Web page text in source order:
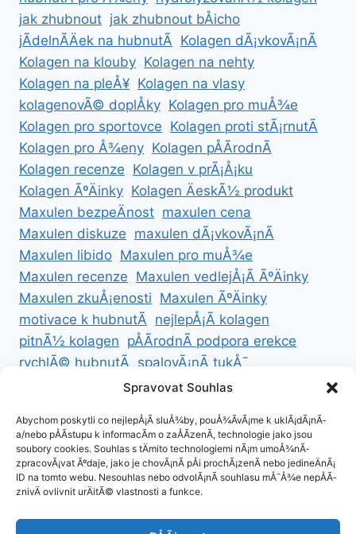
jak zhubnout jak zhubnout bÅicho
jÃ­delnÃ­Äek na hubnutÃ­ Kolagen dÃ¡vkovÃ¡nÃ­
Kolagen na klouby Kolagen na nehty
Kolagen na pleÅ¥ Kolagen na vlasy
kolagenovÃ© doplÅky Kolagen pro muÅ¾e
Kolagen pro sportovce Kolagen proti stÃ¡rnutÃ­
Kolagen pro Å¾eny Kolagen pÅÃ­rodnÃ­
Kolagen recenze Kolagen v prÃ¡Å¡ku
Kolagen ÃºÄinky Kolagen ÄeskÃ½ produkt
Maxulen bezpeÄnost maxulen cena
Maxulen diskuze maxulen dÃ¡vkovÃ¡nÃ­
Maxulen libido Maxulen pro muÅ¾e
Maxulen recenze Maxulen vedlejÅ¡Ã­ ÃºÄinky
Maxulen zkuÅ¡enosti Maxulen ÃºÄinky
motivace k hubnutÃ­ nejlepÅ¡Ã­ kolagen
pitnÃ½ kolagen pÅÃ­rodnÃ­ podpora erekce
rychlÃ© hubnutÃ­ spalovÃ¡nÃ­ tukÅ¯
ZdravÃ© hubnutÃ­ ZdravÃ© recepty na hubnutÃ­
ZÃ¡sady cookies (EU)
Spravovat Souhlas
Abychom poskytli co nejlepÅ¡Ã­ sluÅ¾by, pouÅ¾Ã­vÃ¡me k uklÃ¡dÃ¡nÃ­
a/nebo pÅÃ­stupu k informacÃ­m o zaÅÃ­zenÃ­, technologie jako jsou
soubory cookies. Souhlas s tÄmito technologiemi nÃ¡m umoÅ¾nÃ­
zpracovÃ¡vat Ãºdaje, jako je chovÃ¡nÃ­ pÅi prochÃ¡zenÃ­ nebo jedineÄnÃ¡
ID na tomto webu. Nesouhlas nebo odvolÃ¡nÃ­ souhlasu mÅ¯Å¾e nepÅÃ­
znivÄ ovlivnit urÄitÃ© vlastnosti a funkce.